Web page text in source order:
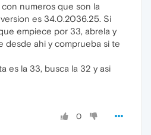
numeros que son la
es 34.0.2036.25. Si
empiece por 33, abrela y
desde ahi y comprueba si te
es la 33, busca la 32 y asi
0